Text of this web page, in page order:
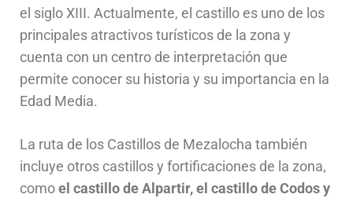
el siglo XIII. Actualmente, el castillo es uno de los
principales atractivos turísticos de la zona y
cuenta con un centro de interpretación que
permite conocer su historia y su importancia en la
Edad Media.
La ruta de los Castillos de Mezalocha también
incluye otros castillos y fortificaciones de la zona,
comoel castillo de Alpartir, el castillo de Codos y